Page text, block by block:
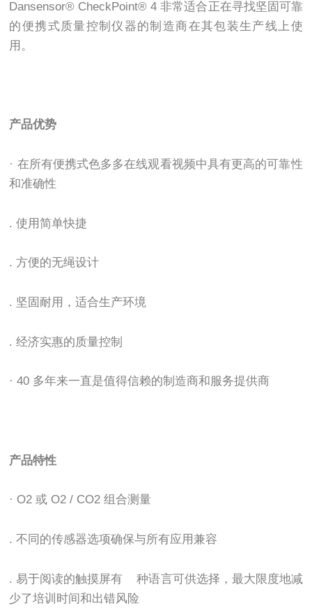
Dansensor® CheckPoint® 4 非常适合正在寻找坚固可靠
的便携式质量控制仪器的制造商在其包装生产线上使
用。
产品优势
· 在所有便携式色多多在线观看视频中具有更高的可靠性
和准确性
. 使用简单快捷
. 方便的无绳设计
. 坚固耐用，适合生产环境
. 经济实惠的质量控制
· 40 多年来一直是值得信赖的制造商和服务提供商
产品特性
· O2 或 O2 / CO2 组合测量
. 不同的传感器选项确保与所有应用兼容
. 易于阅读的触摸屏有 种语言可供选择，最大限度地减
少了培训时间和出错风险